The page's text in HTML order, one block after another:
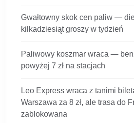
Gwałtowny skok cen paliw —
kilkadziesiąt groszy w tydzień
Paliwowy koszmar wraca —
powyżej 7 zł na stacjach
Leo Express wraca z tanimi
Warszawa za 8 zł, ale trasa do
zablokowana